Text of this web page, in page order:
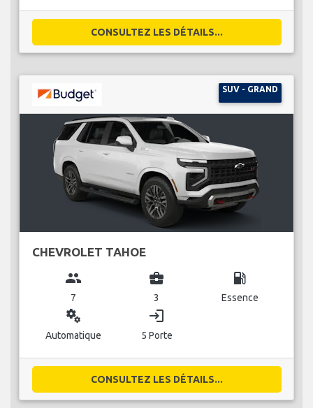
CONSULTEZ LES DÉTAILS...
SUV - GRAND
CHEVROLET TAHOE
group
7
business_center
3
local_gas_station
Essence
miscellaneous_services
Automatique
login
5 Porte
CONSULTEZ LES DÉTAILS...